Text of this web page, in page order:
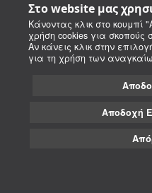
Στο website μας
Κάνοντας κλικ στο κουμπί
χρήση cookies για σκοπούς
Αν κάνεις κλικ στην
για τη χρήση των
Αποδοχή